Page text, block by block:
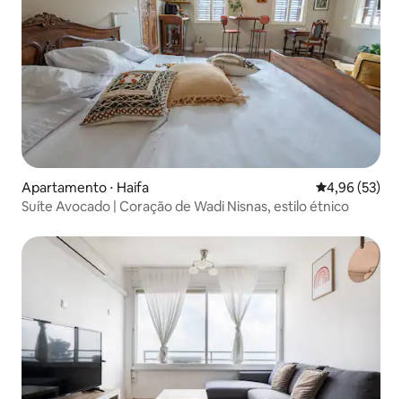
Apartamento ⋅ Haifa 4,96 de uma
4,96 (53)
Suíte Avocado | Coração de Wadi Nisnas, estilo étnico